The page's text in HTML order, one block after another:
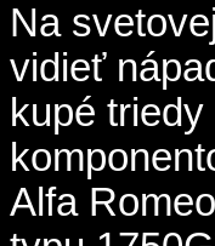
Na
vidieť
kupé
Alfa